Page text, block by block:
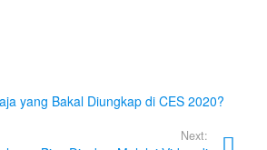
yang Bakal Diungkap di CES 2020?
Next: